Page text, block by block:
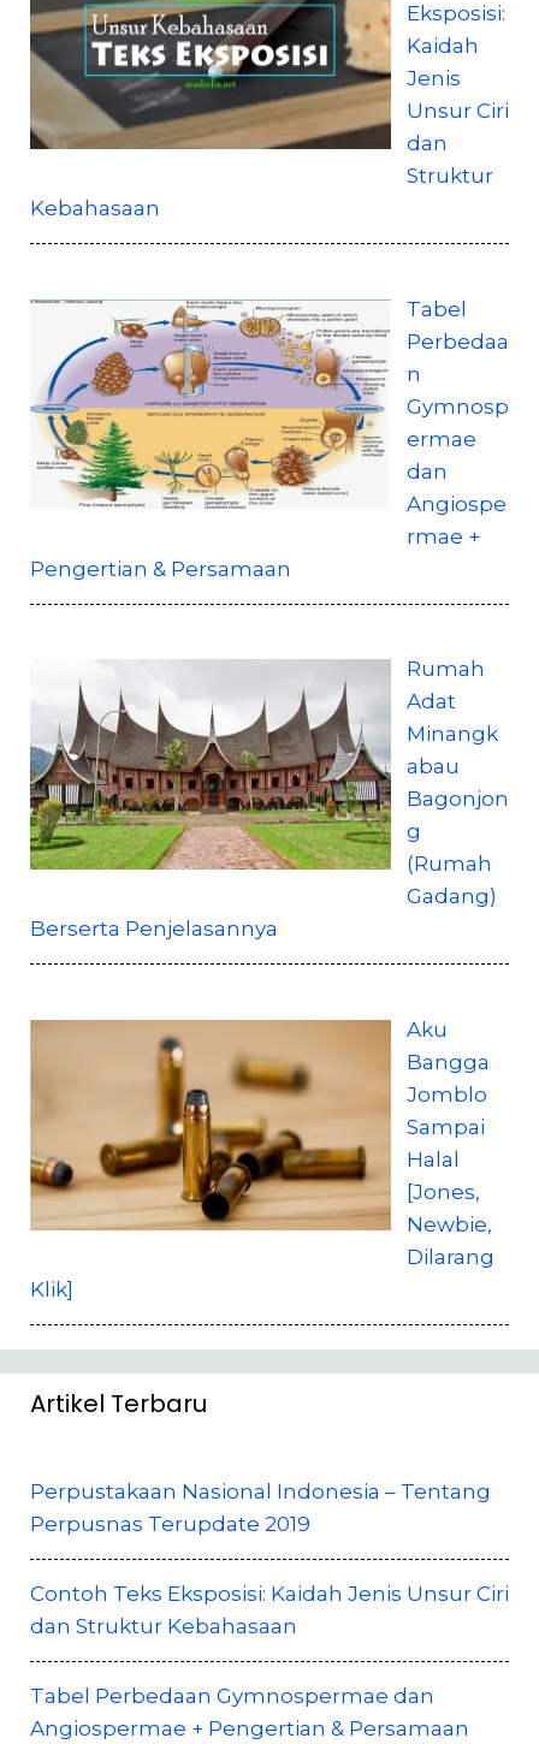
Eksposisi:
Kaidah
Jenis
Unsur Ciri
dan
Struktur
Kebahasaan
Tabel
Perbedaa
n
Gymnosp
ermae
dan
Angiospe
rmae +
Pengertian & Persamaan
Rumah
Adat
Minangk
abau
Bagonjon
g
(Rumah
Gadang)
Berserta Penjelasannya
Aku
Bangga
Jomblo
Sampai
Halal
[Jones,
Newbie,
Dilarang
Klik]
Artikel Terbaru
Perpustakaan Nasional Indonesia – Tentang
Perpusnas Terupdate 2019
Contoh Teks Eksposisi: Kaidah Jenis Unsur Ciri
dan Struktur Kebahasaan
Tabel Perbedaan Gymnospermae dan
Angiospermae + Pengertian & Persamaan